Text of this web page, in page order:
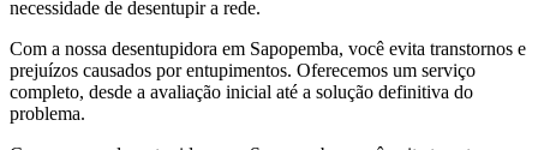
necessidade de desentupir a rede.
Com a nossa desentupidora em Sapopemba, você evita transtornos e
prejuízos causados por entupimentos. Oferecemos um serviço
completo, desde a avaliação inicial até a solução definitiva do
problema.